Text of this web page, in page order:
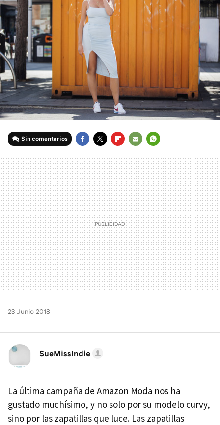
Sin comentarios
MAIL
23 Junio 2018
SueMissIndie
La última campaña de Amazon Moda nos ha
gustado muchísimo, y no solo por su modelo curvy,
sino por las zapatillas que luce. Las zapatillas